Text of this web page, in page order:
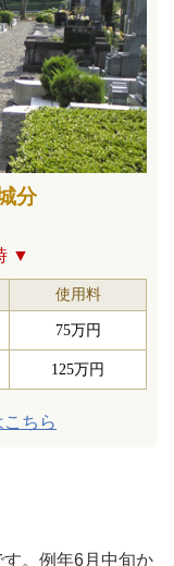
分
▼
使用料
75万円
125万円
ちら
。例年6月中旬か